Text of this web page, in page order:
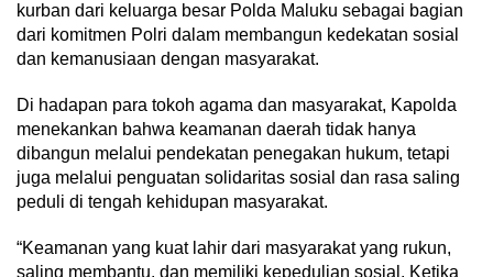
kurban dari keluarga besar Polda Maluku sebagai bagian
dari komitmen Polri dalam membangun kedekatan sosial
dan kemanusiaan dengan masyarakat.
Di hadapan para tokoh agama dan masyarakat, Kapolda
menekankan bahwa keamanan daerah tidak hanya
dibangun melalui pendekatan penegakan hukum, tetapi
juga melalui penguatan solidaritas sosial dan rasa saling
peduli di tengah kehidupan masyarakat.
“Keamanan yang kuat lahir dari masyarakat yang rukun,
saling membantu, dan memiliki kepedulian sosial. Ketika